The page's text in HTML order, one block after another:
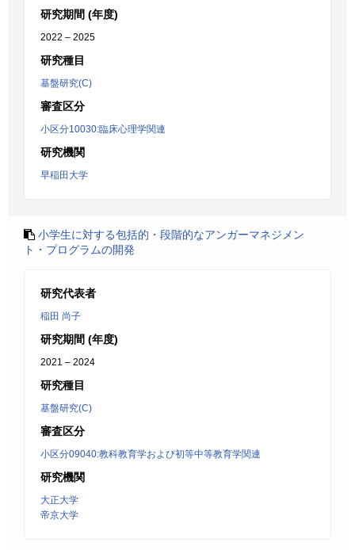
研究期間 (年度)
2022 – 2025
研究種目
基盤研究(C)
審査区分
小区分10030:臨床心理学関連
研究機関
早稲田大学
小学生に対する包括的・段階的なアンガーマネジメン
ト・プログラムの開発
研究代表者
稲田 尚子
研究期間 (年度)
2021 – 2024
研究種目
基盤研究(C)
審査区分
小区分09040:教科教育学および初等中等教育学関連
研究機関
大正大学
帝京大学